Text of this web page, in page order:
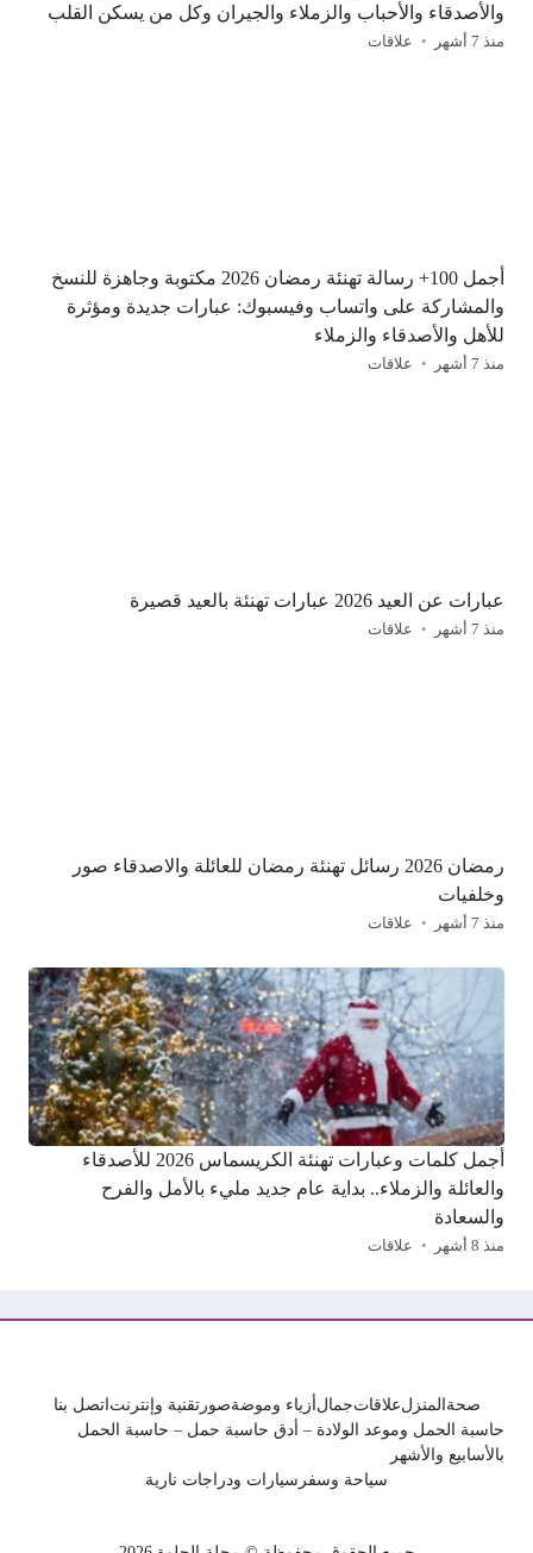
والأصدقاء والأحباب والزملاء والجيران وكل من يسكن القلب
منذ 7 أشهر علاقات
أجمل 100+ رسالة تهنئة رمضان 2026 مكتوبة وجاهزة للنسخ
والمشاركة على واتساب وفيسبوك: عبارات جديدة ومؤثرة
للأهل والأصدقاء والزملاء
منذ 7 أشهر علاقات
عبارات عن العيد 2026 عبارات تهنئة بالعيد قصيرة
منذ 7 أشهر علاقات
رمضان 2026 رسائل تهنئة رمضان للعائلة والاصدقاء صور
وخلفيات
منذ 7 أشهر علاقات
أجمل كلمات وعبارات تهنئة الكريسماس 2026 للأصدقاء
والعائلة والزملاء.. بداية عام جديد مليء بالأمل والفرح
والسعادة
منذ 8 أشهر علاقات
صحةالمنزلعلاقاتجمالأزياء وموضةصورتقنية وإنترنتاتصل بنا
حاسبة الحمل وموعد الولادة – أدق حاسبة حمل – حاسبة الحمل
بالأسابيع والأشهر
سياحة وسفر سيارات ودراجات نارية